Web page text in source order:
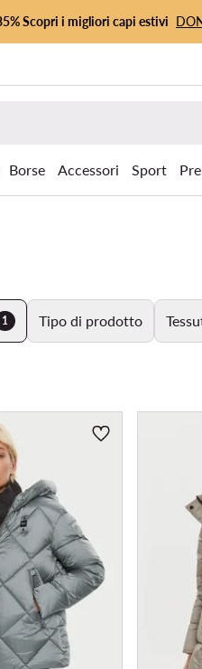
Scopri i migliori capi estivi
Borse Accessori Sport
1 Tipo di prodotto